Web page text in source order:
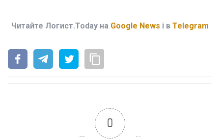
Читайте Логист.Today на Google News і в Telegram
0